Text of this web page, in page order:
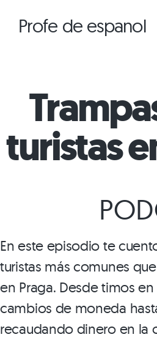
Profe de espanol
turistas
En este episodio te
turistas más comunes
en Praga. Desde timos
cambios de moneda
recaudando dinero en la